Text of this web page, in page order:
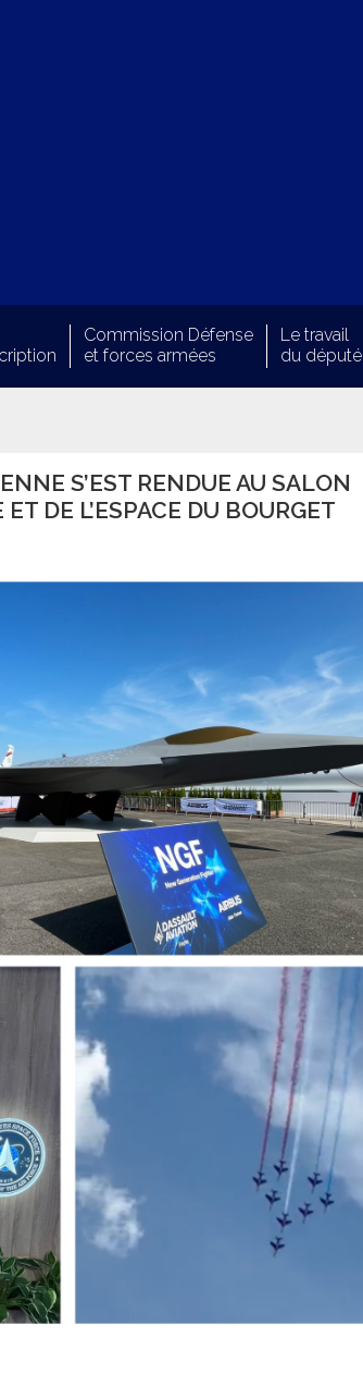
Commission Défense
et forces armées
Le travail
du député
S’EST RENDUE AU SALON
DE L’ESPACE DU BOURGET